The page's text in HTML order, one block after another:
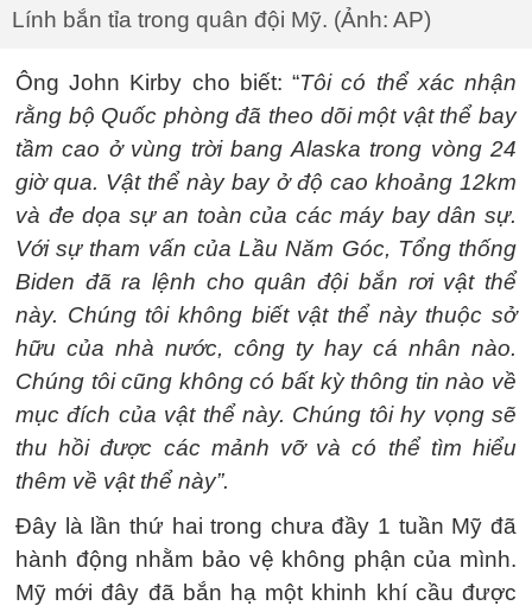
Lính bắn tỉa trong quân đội Mỹ. (Ảnh: AP)
Ông John Kirby cho biết: “Tôi có thể xác nhận
rằng bộ Quốc phòng đã theo dõi một vật thể bay
tầm cao ở vùng trời bang Alaska trong vòng 24
giờ qua. Vật thể này bay ở độ cao khoảng 12km
và đe dọa sự an toàn của các máy bay dân sự.
Với sự tham vấn của Lầu Năm Góc, Tổng thống
Biden đã ra lệnh cho quân đội bắn rơi vật thể
này. Chúng tôi không biết vật thể này thuộc sở
hữu của nhà nước, công ty hay cá nhân nào.
Chúng tôi cũng không có bất kỳ thông tin nào về
mục đích của vật thể này. Chúng tôi hy vọng sẽ
thu hồi được các mảnh vỡ và có thể tìm hiểu
thêm về vật thể này”.
Đây là lần thứ hai trong chưa đầy 1 tuần Mỹ đã
hành động nhằm bảo vệ không phận của mình.
Mỹ mới đây đã bắn hạ một khinh khí cầu được